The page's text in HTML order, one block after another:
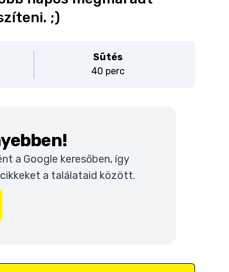
;)
Sütés
40 perc
a Google keresőben, így
a találataid között.